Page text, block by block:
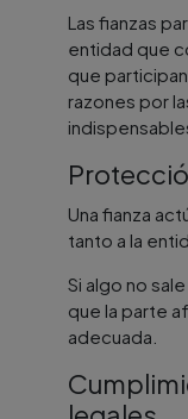
Las fianzas
entidad que
que
razones por
Una fianza
tanto a la
Si algo no
que la parte
adecuada.